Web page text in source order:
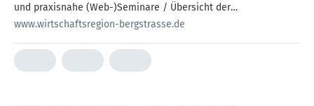
und praxisnahe (Web-)Seminare / Übersicht der
Veranstaltungen für Juni 2022
www.wirtschaftsregion-bergstrasse.de